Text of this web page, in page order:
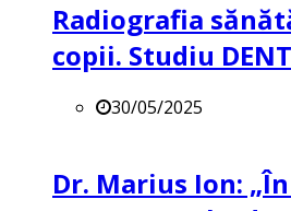
Radiografia
copii. Studiu DENT
30/05/2025
Dr. Marius Ion: